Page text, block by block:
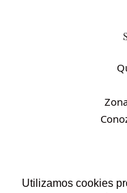
Utilizamos cookies